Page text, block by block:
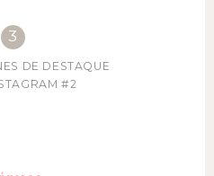
DE DESTAQUE
#2